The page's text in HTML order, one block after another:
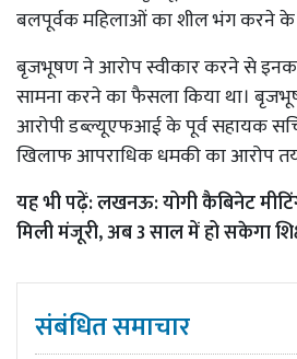
बलपूर्वक महिलाओं का शील भंग करने
बृजभूषण ने आरोप स्वीकार करने से
सामना करने का फैसला किया था।
आरोपी डब्ल्यूएफआई के पूर्व सहायक
खिलाफ आपराधिक धमकी का आरोप तय
यह भी पढ़ें:लखनऊ: योगी कैबिनेट
मिली मंजूरी, अब 3 साल में हो सकेगा
संबंधित समाचार